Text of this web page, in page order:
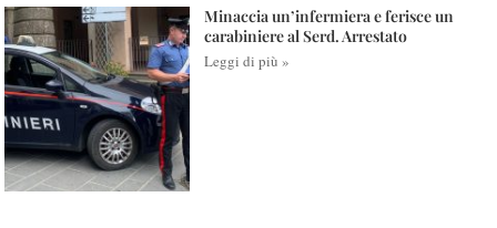
Minaccia un’infermiera e ferisce un
carabiniere al Serd. Arrestato
Leggi di più »